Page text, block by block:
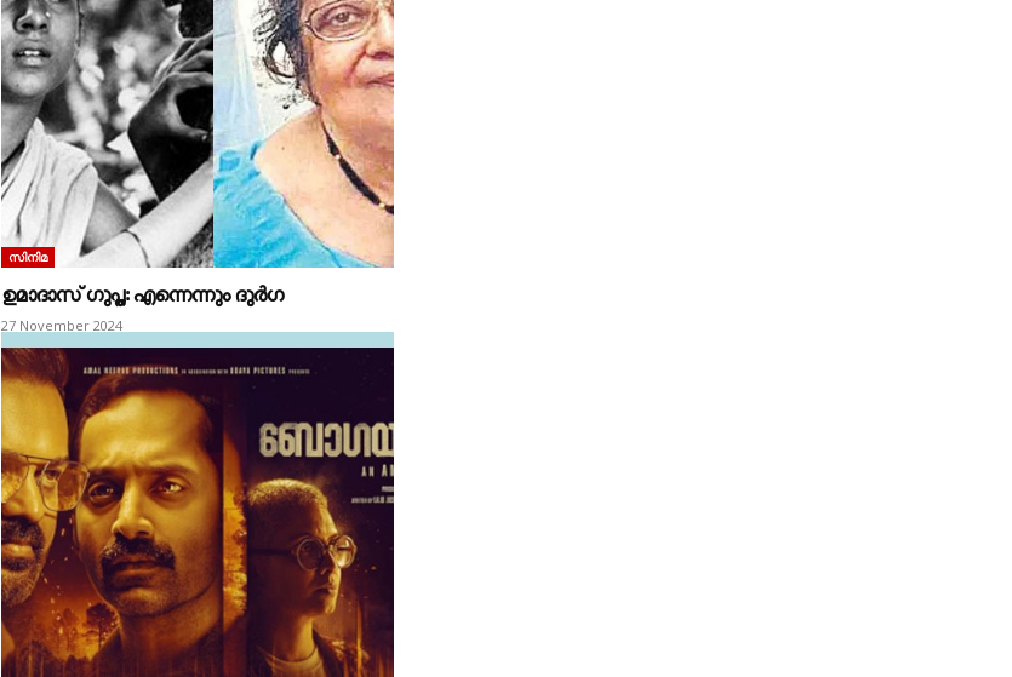
സിനിമ
ഉമാദാസ് ഗുപ്ത: എന്നെന്നും ദുർഗ
27 November 2024